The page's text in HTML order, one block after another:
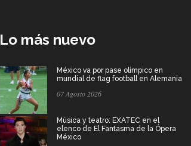
Lo más nuevo
México va por pase olímpico en
mundial de flag football en Alemania
07 Agosto 2026
Música y teatro: EXATEC en el
elenco de El Fantasma de la Ópera
México